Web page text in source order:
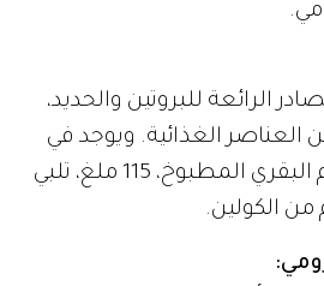
الرائعة للبروتين والحديد،
العناصر الغذائية. ويوجد في
كل 85 غراماً من اللحم البقري المطبوخ، 115 ملغ، تلبي